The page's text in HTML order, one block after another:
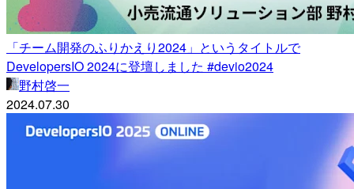
「チーム開発のふりかえり2024」というタイトルで
DevelopersIO 2024に登壇しました #devio2024
野村啓一
2024.07.30